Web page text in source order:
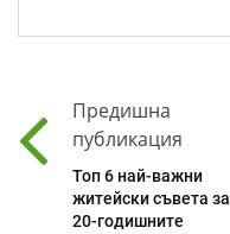
Предишна
публикация
Топ 6 най-важни
житейски съвета за
20-годишните